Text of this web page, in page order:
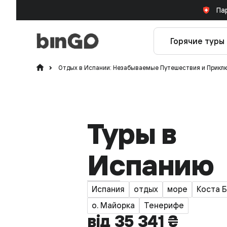
Горячие туры
Отдых в Испании: Незабываемые Путешествия и
Туры в
Испанию
Испания отдых море
Коста
о. Майорка
Тенерифе
від 35 341 ₴